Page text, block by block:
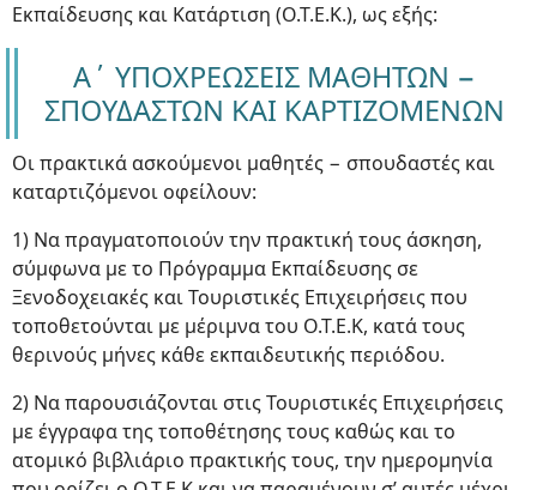
Εκπαίδευσης και Κατάρτιση (Ο.Τ.Ε.Κ.), ως εξής:
Α΄ ΥΠΟΧΡΕΩΣΕΙΣ ΜΑΘΗΤΩΝ −
ΣΠΟΥΔΑΣΤΩΝ ΚΑΙ ΚΑΡΤΙΖΟΜΕΝΩΝ
Οι πρακτικά ασκούμενοι μαθητές − σπουδαστές και
καταρτιζόμενοι οφείλουν:
1) Να πραγματοποιούν την πρακτική τους άσκηση,
σύμφωνα με το Πρόγραμμα Εκπαίδευσης σε
Ξενοδοχειακές και Τουριστικές Επιχειρήσεις που
τοποθετούνται με μέριμνα του Ο.Τ.Ε.Κ, κατά τους
θερινούς μήνες κάθε εκπαιδευτικής περιόδου.
2) Να παρουσιάζονται στις Τουριστικές Επιχειρήσεις
με έγγραφα της τοποθέτησης τους καθώς και το
ατομικό βιβλιάριο πρακτικής τους, την ημερομηνία